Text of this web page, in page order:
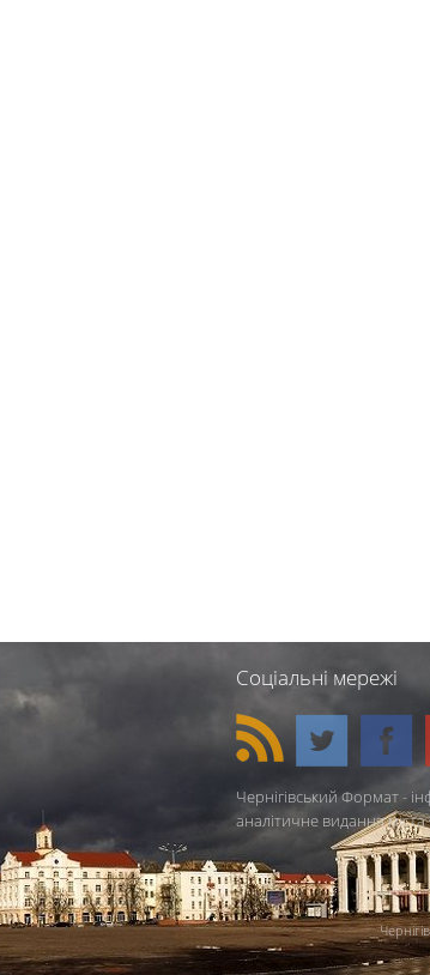
Соціальні мережі
Чернігівський Формат -
аналітичне видання міста